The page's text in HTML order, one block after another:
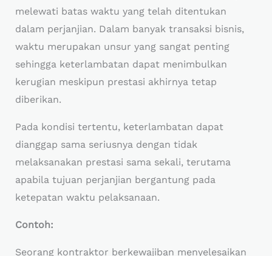
melewati batas waktu yang telah ditentukan
dalam perjanjian. Dalam banyak transaksi bisnis,
waktu merupakan unsur yang sangat penting
sehingga keterlambatan dapat menimbulkan
kerugian meskipun prestasi akhirnya tetap
diberikan.
Pada kondisi tertentu, keterlambatan dapat
dianggap sama seriusnya dengan tidak
melaksanakan prestasi sama sekali, terutama
apabila tujuan perjanjian bergantung pada
ketepatan waktu pelaksanaan.
Contoh:
Seorang kontraktor berkewajiban menyelesaikan